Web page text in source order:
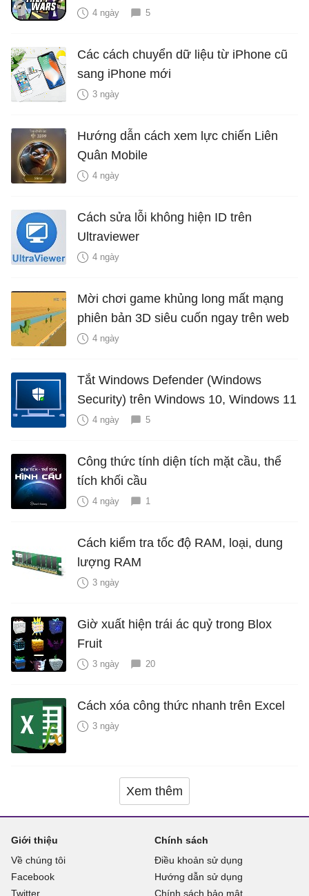
4 ngày 5
Các cách chuyển dữ liệu từ iPhone cũ
sang iPhone mới
3 ngày
Hướng dẫn cách xem lực chiến Liên
Quân Mobile
4 ngày
Cách sửa lỗi không hiện ID trên
Ultraviewer
4 ngày
Mời chơi game khủng long mất mạng
phiên bản 3D siêu cuốn ngay trên web
4 ngày
Tắt Windows Defender (Windows
Security) trên Windows 10, Windows 11
4 ngày 5
Công thức tính diện tích mặt cầu, thể
tích khối cầu
4 ngày 1
Cách kiểm tra tốc độ RAM, loại, dung
lượng RAM
3 ngày
Giờ xuất hiện trái ác quỷ trong Blox
Fruit
3 ngày 20
Cách xóa công thức nhanh trên Excel
3 ngày
Xem thêm
Giới thiệu
Về chúng tôi
Facebook
Twitter
Chính sách
Điều khoản sử dụng
Hướng dẫn sử dụng
Chính sách bảo mật